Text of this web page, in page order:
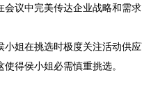
议中完美传达企业战略和需求
小姐在挑选时极度关注活动供
得侯小姐必需慎重挑选。